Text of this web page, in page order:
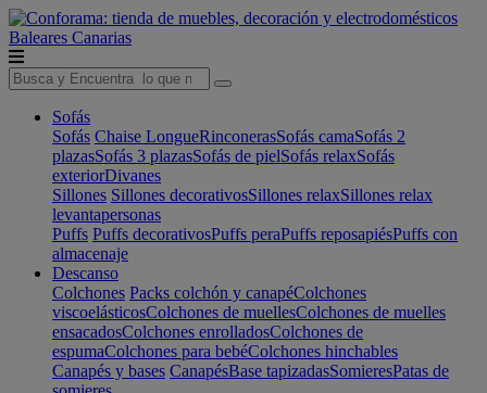
Baleares Canarias
Sofás
Sofás Chaise LongueRinconerasSofás camaSofás 2
plazasSofás 3 plazasSofás de pielSofás relaxSofás
exteriorDivanes
Sillones Sillones decorativosSillones relaxSillones relax
levantapersonas
Puffs Puffs decorativosPuffs peraPuffs reposapiésPuffs con
almacenaje
Descanso
Colchones Packs colchón y canapéColchones
viscoelásticosColchones de muellesColchones de muelles
ensacadosColchones enrolladosColchones de
espumaColchones para bebéColchones hinchables
Canapés y bases CanapésBase tapizadasSomieresPatas de